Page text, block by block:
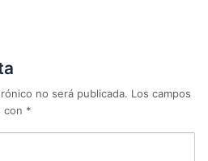
no será publicada. Los campos
con *